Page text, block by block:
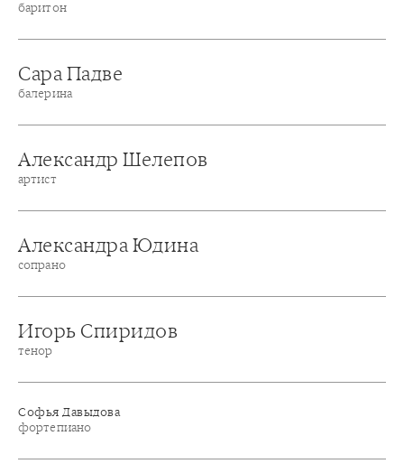
баритон
Сара Падве
балерина
Александр Шелепов
артист
Александра Юдина
сопрано
Игорь Спиридов
тенор
Софья Давыдова
фортепиано